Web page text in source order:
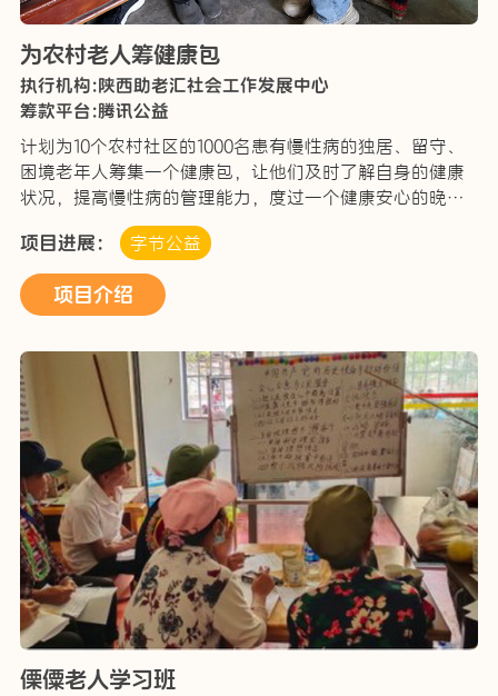
为农村老人筹健康包
执行机构:陕西助老汇社会工作发展中心
筹款平台:腾讯公益
计划为10个农村社区的1000名患有慢性病的独居、留守、
困境老年人筹集一个健康包，让他们及时了解自身的健康
状况，提高慢性病的管理能力，度过一个健康安心的晚
项目进展： 字节公益
项目介绍
傈僳老人学习班